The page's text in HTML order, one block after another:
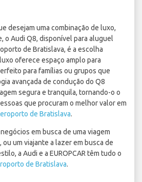
desejam uma combinação de luxo,
o Audi Q8, disponível para aluguel
de Bratislava, é a escolha
oferece espaço amplo para
para famílias ou grupos que
avançada de condução do Q8
segura e tranquila, tornando-o o
que procuram o melhor valor em
de Bratislava.
em busca de uma viagem
um viajante a lazer em busca de
a Audi e a EUROPCAR têm tudo o
de Bratislava.